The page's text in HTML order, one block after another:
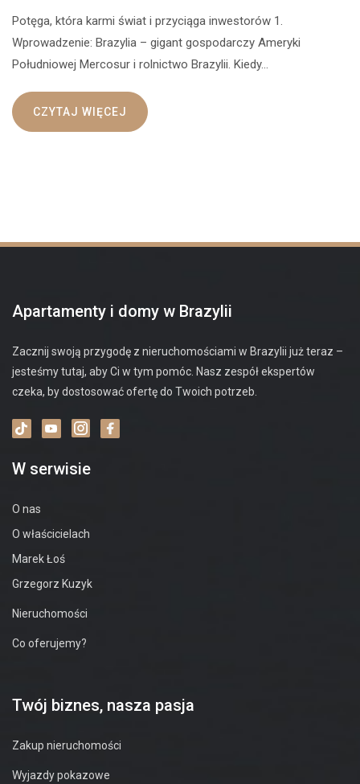
Potęga, która karmi świat i przyciąga inwestorów 1.
Wprowadzenie: Brazylia – gigant gospodarczy Ameryki
Południowej Mercosur i rolnictwo Brazylii. Kiedy…
CZYTAJ WIĘCEJ
Apartamenty i domy w Brazylii
Zacznij swoją przygodę z nieruchomościami w Brazylii już teraz –
jesteśmy tutaj, aby Ci w tym pomóc. Nasz zespół ekspertów
czeka, by dostosować ofertę do Twoich potrzeb.
W serwisie
O nas
O właścicielach
Marek Łoś
Grzegorz Kuzyk
Nieruchomości
Co oferujemy?
Twój biznes, nasza pasja
Zakup nieruchomości
Wyjazdy pokazowe